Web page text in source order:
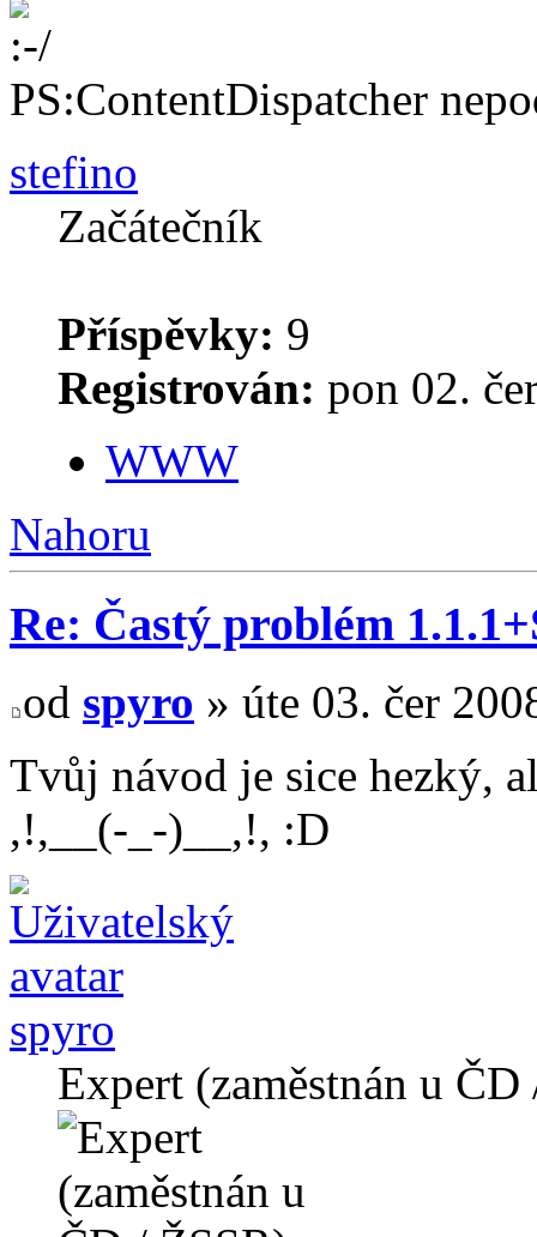
PS:ContentDispatcher
stefino
Začátečník
Příspěvky: 9
Registrován: pon 02.
WWW
Nahoru
Re: Častý problém
od spyro » úte 03. čer
Tvůj návod je sice hezký,
,!,__(-_-)__,!, :D
spyro
Expert (zaměstnán u ČD